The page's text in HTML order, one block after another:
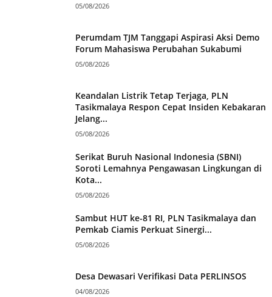
05/08/2026
Perumdam TJM Tanggapi Aspirasi Aksi Demo
Forum Mahasiswa Perubahan Sukabumi
05/08/2026
Keandalan Listrik Tetap Terjaga, PLN
Tasikmalaya Respon Cepat Insiden Kebakaran
Jelang...
05/08/2026
Serikat Buruh Nasional Indonesia (SBNI)
Soroti Lemahnya Pengawasan Lingkungan di
Kota...
05/08/2026
Sambut HUT ke-81 RI, PLN Tasikmalaya dan
Pemkab Ciamis Perkuat Sinergi...
05/08/2026
Desa Dewasari Verifikasi Data PERLINSOS
04/08/2026